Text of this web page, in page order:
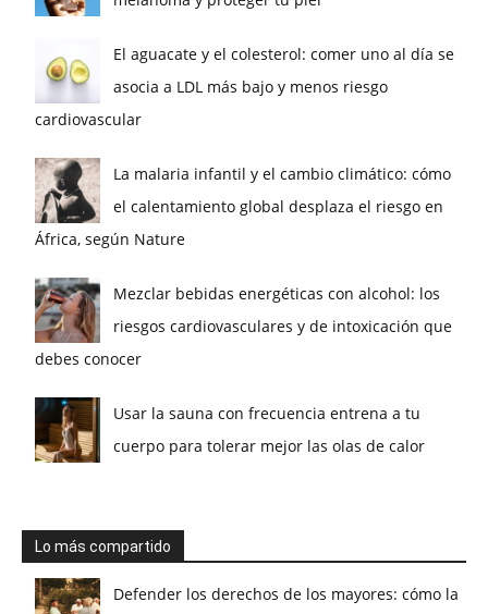
El aguacate y el colesterol: comer uno al día se
asocia a LDL más bajo y menos riesgo
cardiovascular
La malaria infantil y el cambio climático: cómo
el calentamiento global desplaza el riesgo en
África, según Nature
Mezclar bebidas energéticas con alcohol: los
riesgos cardiovasculares y de intoxicación que
debes conocer
Usar la sauna con frecuencia entrena a tu
cuerpo para tolerar mejor las olas de calor
Lo más compartido
Defender los derechos de los mayores: cómo la